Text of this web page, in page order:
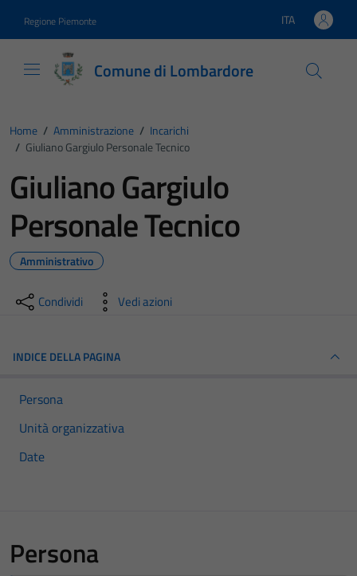
Regione Piemonte Lingua attiva:
ITA
Comune di Lombardore
Home / Amministrazione / Incarichi
/ Giuliano Gargiulo Personale Tecnico
Giuliano Gargiulo
Personale Tecnico
Amministrativo
Condividi Vedi azioni
INDICE DELLA PAGINA
Persona
Unità organizzativa
Date
Persona